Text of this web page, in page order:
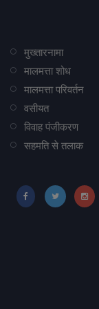
मुख्तारनामा
मालमत्ता शोध
मालमत्ता परिवर्तन
वसीयत
विवाह पंजीकरण
सहमति से तलाक